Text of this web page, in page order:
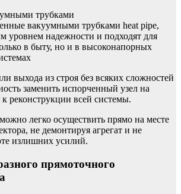
вакуумными трубками heat pipe,
уровнем надежности и подходят для
в быту, но и в высоконапорных
выхода из строя без всяких сложностей
заменить испорченный узел на
реконструкции всей системы.
легко осуществить прямо на месте
не демонтируя агрегат и не
излишних усилий.
прямоточного